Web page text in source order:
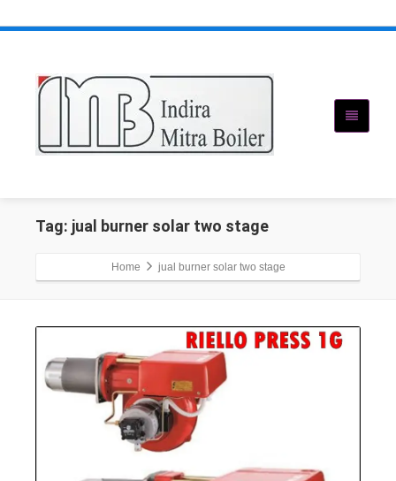
Tag: jual burner solar two stage
Home jual burner solar two stage